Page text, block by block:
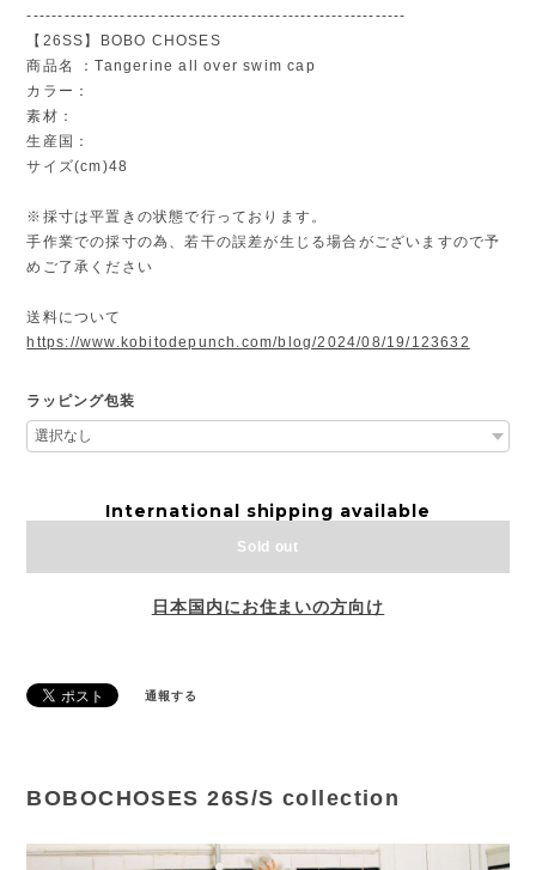
-------------------------------------------------------------
【26SS】BOBO CHOSES
商品名 ：Tangerine all over swim cap
カラー：
素材：
生産国：
サイズ(cm)48
※採寸は平置きの状態で行っております。
手作業での採寸の為、若干の誤差が生じる場合がございますので予
めご了承ください
送料について
https://www.kobitodepunch.com/blog/2024/08/19/123632
ラッピング包装
International shipping available
Sold out
日本国内にお住まいの方向け
通報する
BOBOCHOSES 26S/S collection